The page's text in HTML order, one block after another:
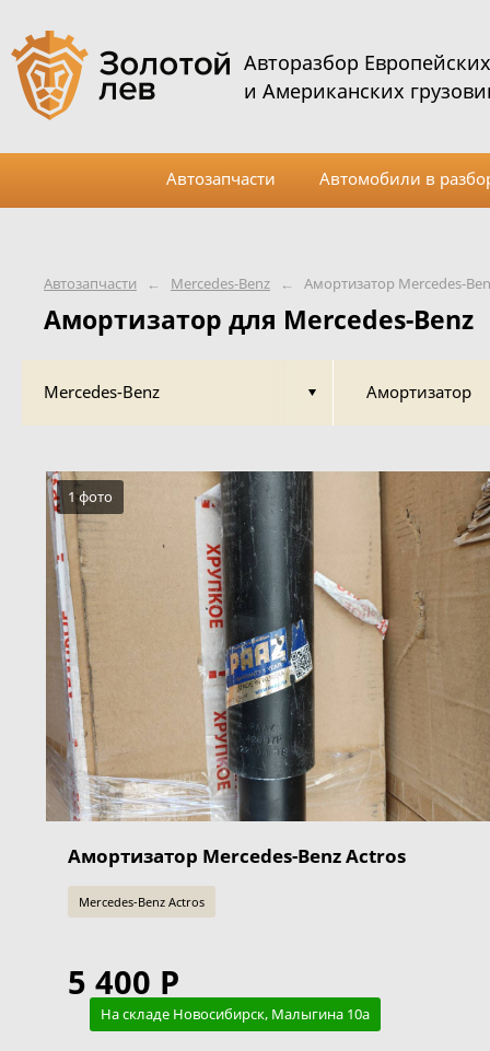
Автозапчасти ← Mercedes-Benz ← Амортизатор Mercedes-
Амортизатор для Mercedes-Benz
Mercedes-Benz Амортизатор
1 фото
Амортизатор Mercedes-Benz Actros
Mercedes-Benz Actros
5 400 Р
На складе Новосибирск, Малыгина 10а
Авторазбор Европейских
и Американских
Автозапчасти Автомобили в